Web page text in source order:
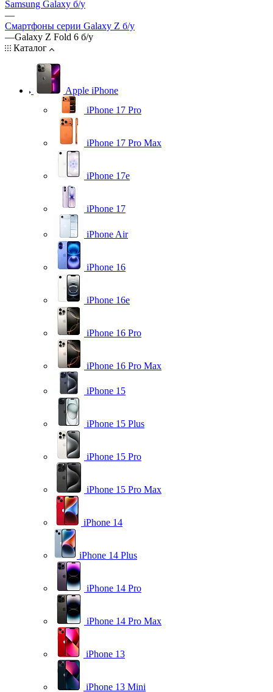
Samsung Galaxy б/у
—
Смартфоны серии Galaxy Z б/у
—Galaxy Z Fold 6 б/у
Каталог
Apple iPhone
iPhone 17 Pro
iPhone 17 Pro Max
iPhone 17e
iPhone 17
iPhone Air
iPhone 16
iPhone 16e
iPhone 16 Pro
iPhone 16 Pro Max
iPhone 15
iPhone 15 Plus
iPhone 15 Pro
iPhone 15 Pro Max
iPhone 14
iPhone 14 Plus
iPhone 14 Pro
iPhone 14 Pro Max
iPhone 13
iPhone 13 Mini